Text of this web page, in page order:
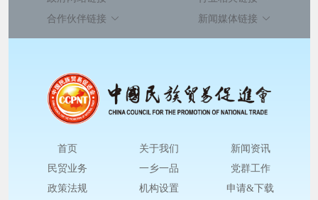
合作伙伴链接
新闻媒体链接
首页 关于我们
新闻资讯
民贸业务
一乡一品
党群工作
政策法规
机构设置 申请&下载